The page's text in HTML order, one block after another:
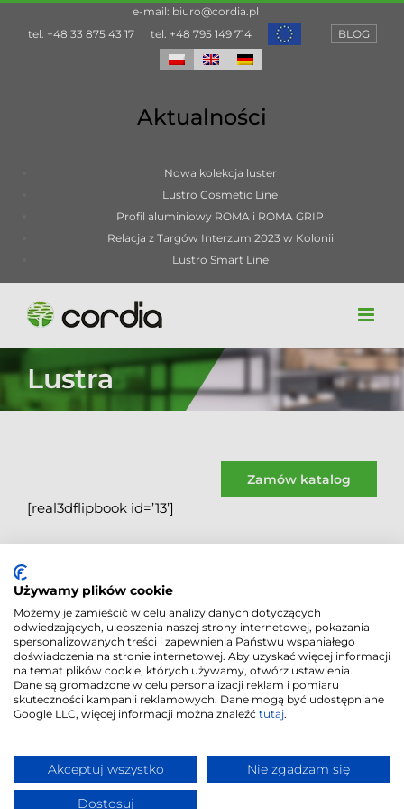
e-mail: biuro@cordia.pl
tel. +48 33 875 43 17 tel. +48 795 149 714 BLOG
Aktualności
Nowa kolekcja luster
Lustro Cosmetic Line
Profil aluminiowy ROMA i ROMA GRIP
Relacja z Targów Interzum 2023 w Kolonii
Lustro Smart Line
Lustra
Zamów katalog
[real3dflipbook id=’13’]
Polityka Cookies|
Polityka
Prywatności
© 2018 -2026
"CORDIA PLUS" |
|
Używamy plików cookie
Możemy je zamieścić w celu analizy danych dotyczących
odwiedzających, ulepszenia naszej strony internetowej, pokazania
spersonalizowanych treści i zapewnienia Państwu wspaniałego
doświadczenia na stronie internetowej. Aby uzyskać więcej informacji
na temat plików cookie, których używamy, otwórz ustawienia.
Dane są gromadzone w celu personalizacji reklam i pomiaru
skuteczności kampanii reklamowych. Dane mogą być udostępniane
Google LLC, więcej informacji można znaleźć tutaj.
Akceptuj wszystko Nie zgadzam się
Dostosuj